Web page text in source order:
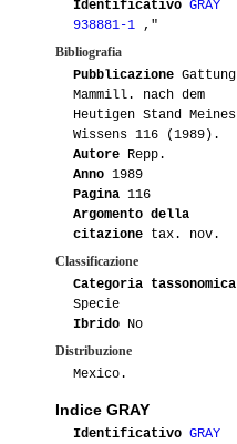
Identificativo GRAY
938881-1 ,"
Bibliografia
Pubblicazione Gattung
Mammill. nach dem
Heutigen Stand Meines
Wissens 116 (1989).
Autore Repp.
Anno 1989
Pagina 116
Argomento della
citazione tax. nov.
Classificazione
Categoria tassonomica
Specie
Ibrido No
Distribuzione
Mexico.
Indice GRAY
Identificativo GRAY